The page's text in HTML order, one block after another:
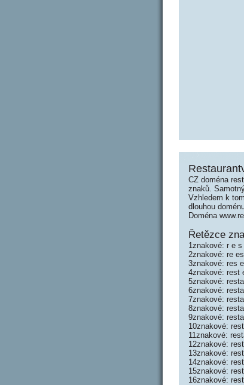
CZ doména
znaků.
Vzhledem k
dlouhou
Doména
Řetězce
1znakové: r e
2znakové: re
3znakové: res
4znakové: rest
5znakové:
6znakové:
7znakové:
8znakové:
9znakové:
10znakové:
11znakové:
12znakové:
13znakové:
14znakové:
15znakové:
16znakové: